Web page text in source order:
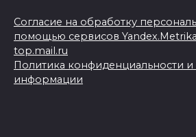
Согласие на обработку
помощью сервисов
top.mail.ru
Политика конфиденциальности
информации